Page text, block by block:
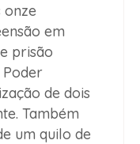
em
prisão
de dois
Também
um quilo de